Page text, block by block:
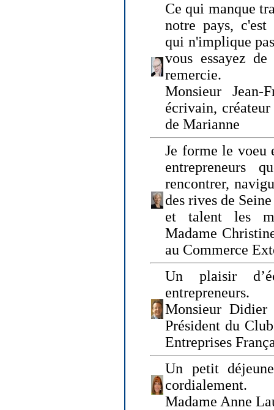
Ce qui manque
notre pays,
qui n'implique
vous essayez
remercie.
Monsieur Jean-
écrivain,
de Marianne
Je forme le voeu
entrepreneurs
rencontrer,
des rives de
et talent les
Madame
au Commerce
Un plaisir
entrepreneurs.
Monsieur
Président du
Entreprises
Un petit
cordialement.
Madame Anne